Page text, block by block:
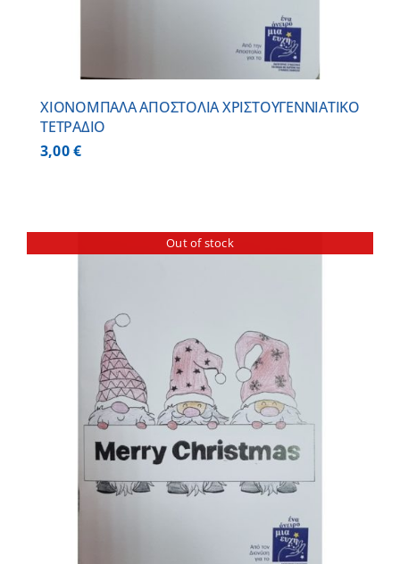
ΧΙΟΝΟΜΠΑΛΑ ΑΠΟΣΤΟΛΙΑ ΧΡΙΣΤΟΥΓΕΝΝΙΑΤΙΚΟ
ΤΕΤΡΑΔΙΟ
3,00€
Out of stock